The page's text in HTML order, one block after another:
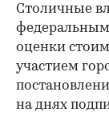
Столичные
федеральным
оценки
участием
на днях